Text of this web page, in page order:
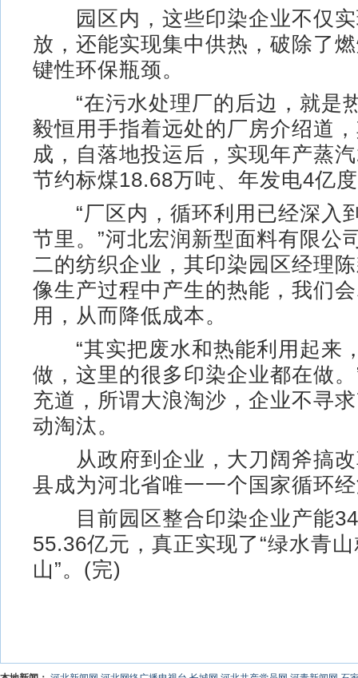
园区内，这些印染企业不仅实
放，还能实现集中供热，破除了
键性环保瓶颈。
“在污水处理厂的后边，就是
毅恒用手指着远处的厂房介绍道
成，自落地投运后，实现年产蒸
节约标煤18.68万吨、年发电4亿
“厂区内，循环利用已经深入
节里。”河北宏润新型面料有限公
二的纺织企业，其印染园区经理
像生产过程中产生的热能，我们
用，从而降低成本。
“其实把废水和热能利用起来
做，这里的很多印染企业都在做
充道，所谓大浪淘沙，企业不寻
动淘汰。
从政府到企业，大刀阔斧搞改
县成为河北省唯一一个国家循环
目前园区整合印染企业产能
55.36亿元，真正实现了“绿水青
山”。(完)